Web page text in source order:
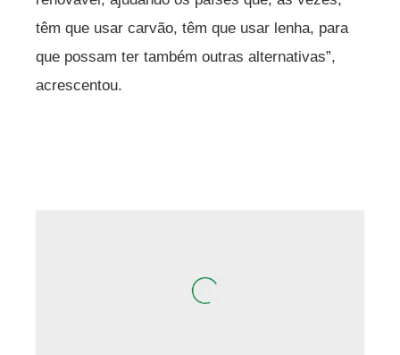
têm que usar carvão, têm que usar lenha, para
que possam ter também outras alternativas”,
acrescentou.